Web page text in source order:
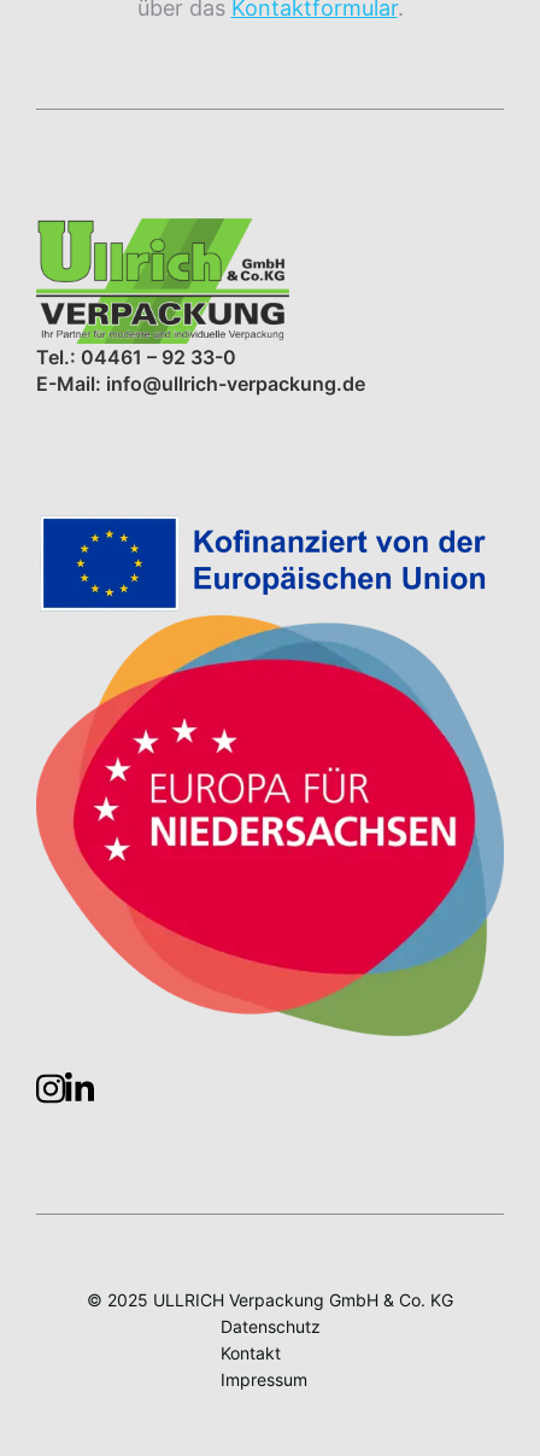
über das Kontaktformular.
Tel.: 04461 – 92 33-0
E-Mail: info@ullrich-verpackung.de
© 2025 ULLRICH Verpackung GmbH & Co. KG
Datenschutz
Kontakt
Impressum